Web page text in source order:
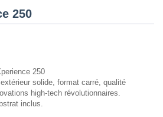
250
250
solide, format carré, qualité
high-tech révolutionnaires.
inclus.